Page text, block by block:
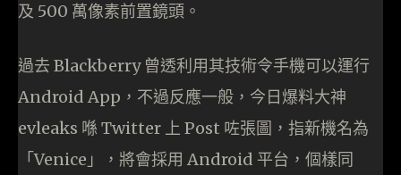
及 500 萬像素前置鏡頭。
過去 Blackberry 曾透利用其技術令手機可以運行
Android App，不過反應一般，今日爆料大神
evleaks 喺 Twitter 上 Post 咗張圖，指新機名為
「Venice」，將會採用 Android 平台，個樣同